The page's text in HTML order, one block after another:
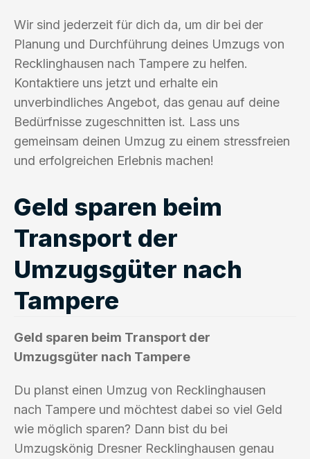
Wir sind jederzeit für dich da, um dir bei der
Planung und Durchführung deines Umzugs von
Recklinghausen nach Tampere zu helfen.
Kontaktiere uns jetzt und erhalte ein
unverbindliches Angebot, das genau auf deine
Bedürfnisse zugeschnitten ist. Lass uns
gemeinsam deinen Umzug zu einem stressfreien
und erfolgreichen Erlebnis machen!
Geld sparen beim
Transport der
Umzugsgüter nach
Tampere
Geld sparen beim Transport der
Umzugsgüter nach Tampere
Du planst einen Umzug von Recklinghausen
nach Tampere und möchtest dabei so viel Geld
wie möglich sparen? Dann bist du bei
Umzugskönig Dresner Recklinghausen genau